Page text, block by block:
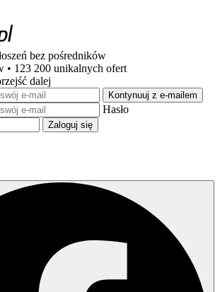
bez pośredników
• 123 200 unikalnych ofert
dalej
Kontynuuj z e-mailem
Hasło
Zaloguj się